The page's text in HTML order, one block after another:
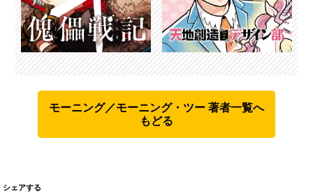
モーニング／モーニング・ツー 著者一覧へ
もどる
シェアする